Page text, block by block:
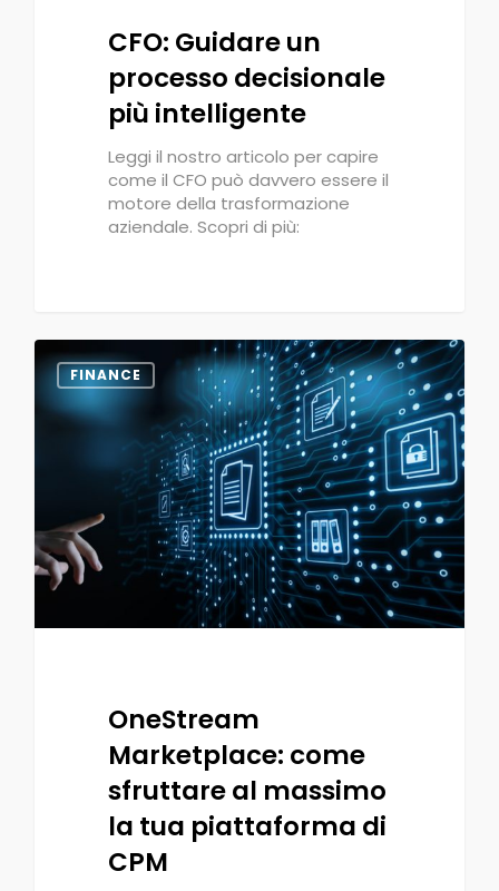
CFO: Guidare un
processo decisionale
più intelligente
Leggi il nostro articolo per capire
come il CFO può davvero essere il
motore della trasformazione
aziendale. Scopri di più:
FINANCE
OneStream
Marketplace: come
sfruttare al massimo
la tua piattaforma di
CPM
0